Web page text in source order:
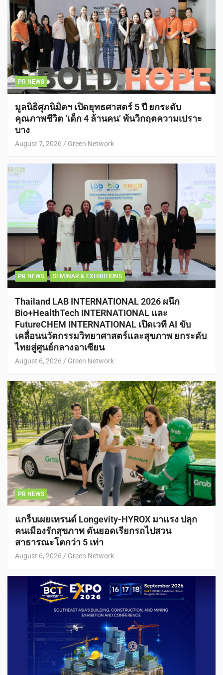
PR NEWS
มูลนิธิศุภนิมิตฯ เปิดยุทธศาสตร์ 5 ปี ยกระดับ
คุณภาพชีวิต ‘เด็ก 4 ล้านคน’ พ้นวิกฤตความเปราะ
บาง
August 7, 2026 Green Network
PR NEWS SEMINAR & EXHIBITIONS
Thailand LAB INTERNATIONAL 2026 ผนึก
Bio+HealthTech INTERNATIONAL และ
FutureCHEM INTERNATIONAL เปิดเวที AI ขับ
เคลื่อนนวัตกรรมวิทยาศาสตร์และสุขภาพ ยกระดับ
ไทยสู่ศูนย์กลางอาเซียน
August 6, 2026 Green Network
PR NEWS
แกร็บเผยเทรนด์ Longevity-HYROX มาแรง ปลุก
คนเมืองรักสุขภาพ ดันยอดเรียกรถไปสวน
สาธารณะโตกว่า 5 เท่า
August 6, 2026 Green Network